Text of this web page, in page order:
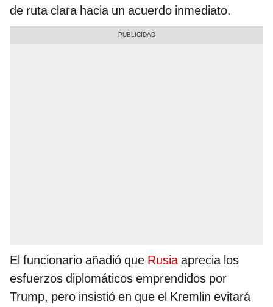
de ruta clara hacia un acuerdo inmediato.
El funcionario añadió que Rusiaaprecia los
esfuerzos diplomáticos emprendidos por
Trump, pero insistió en que el Kremlin evitará